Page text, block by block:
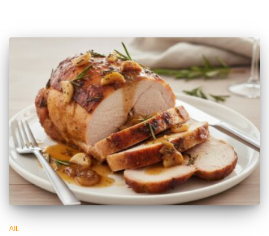
AIL